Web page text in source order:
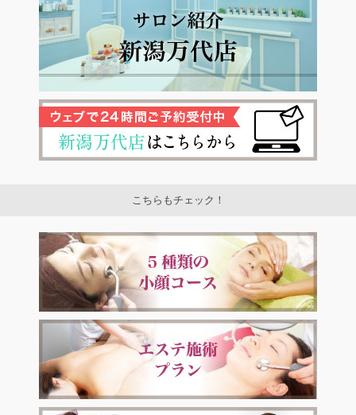
こちらもチェック！